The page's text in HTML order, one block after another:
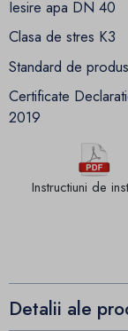
Iesire apa DN 40
Clasa de stres K3
Standard de
Certificate
2019
Instructiuni de
Detalii ale